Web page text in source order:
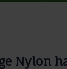
Nylon